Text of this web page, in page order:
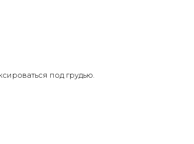
под грудью.